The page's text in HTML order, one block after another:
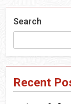
Search
Recent